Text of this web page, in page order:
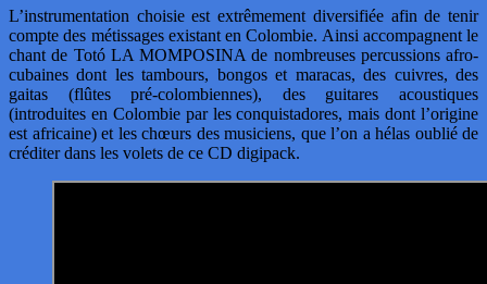
L’instrumentation choisie est extrêmement diversifiée afin de tenir
compte des métissages existant en Colombie. Ainsi accompagnent le
chant de Totó LA MOMPOSINA de nombreuses percussions afro-
cubaines dont les tambours, bongos et maracas, des cuivres, des
gaitas (flûtes pré-colombiennes), des guitares acoustiques
(introduites en Colombie par les conquistadores, mais dont l’origine
est africaine) et les chœurs des musiciens, que l’on a hélas oublié de
créditer dans les volets de ce CD digipack.